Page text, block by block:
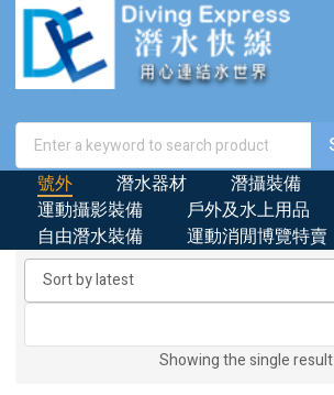
號外 潛水器材
潛攝裝備
運動攝影裝備
戶外及水上用品
自由潛水裝備
運動消閒博覽特賣
Showing the single result